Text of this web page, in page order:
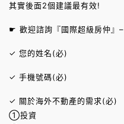
其實後面2個建議最有效!
☛ 歡迎諮詢『國際超級房仲』–
✓ 您的姓名(必)
✓ 手機號碼(必)
✓ 關於海外不動產的需求(必)
①投資